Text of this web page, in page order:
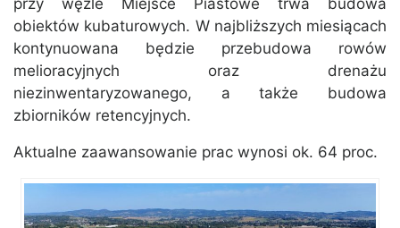
obiektów kubaturowych. W najbliższych miesiącach
kontynuowana będzie przebudowa rowów
melioracyjnych oraz drenażu
niezinwentaryzowanego, a także budowa
zbiorników retencyjnych.
Aktualne zaawansowanie prac wynosi ok. 64 proc.